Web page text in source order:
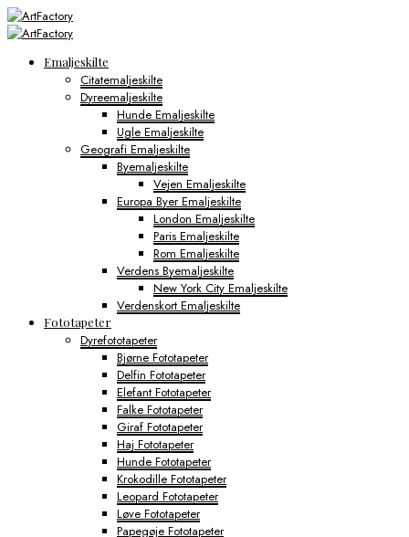
Emaljeskilte
Citatemaljeskilte
Dyreemaljeskilte
Hunde Emaljeskilte
Ugle Emaljeskilte
Geografi Emaljeskilte
Byemaljeskilte
Vejen Emaljeskilte
Europa Byer Emaljeskilte
London Emaljeskilte
Paris Emaljeskilte
Rom Emaljeskilte
Verdens Byemaljeskilte
New York City Emaljeskilte
Verdenskort Emaljeskilte
Fototapeter
Dyrefototapeter
Bjørne Fototapeter
Delfin Fototapeter
Elefant Fototapeter
Falke Fototapeter
Giraf Fototapeter
Haj Fototapeter
Hunde Fototapeter
Krokodille Fototapeter
Leopard Fototapeter
Løve Fototapeter
Papegøje Fototapeter